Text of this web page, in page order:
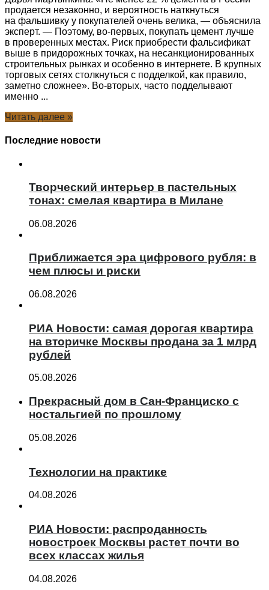
продается незаконно, и вероятность наткнуться
на фальшивку у покупателей очень велика, — объяснила
эксперт. — Поэтому, во-первых, покупать цемент лучше
в проверенных местах. Риск приобрести фальсификат
выше в придорожных точках, на несанкционированных
строительных рынках и особенно в интернете. В крупных
торговых сетях столкнуться с подделкой, как правило,
заметно сложнее». Во-вторых, часто подделывают
именно ...
Читать далее »
Последние новости
Творческий интерьер в пастельных
тонах: смелая квартира в Милане
06.08.2026
Приближается эра цифрового рубля: в
чем плюсы и риски
06.08.2026
РИА Новости: самая дорогая квартира
на вторичке Москвы продана за 1 млрд
рублей
05.08.2026
Прекрасный дом в Сан-Франциско с
ностальгией по прошлому
05.08.2026
Технологии на практике
04.08.2026
РИА Новости: распроданность
новостроек Москвы растет почти во
всех классах жилья
04.08.2026